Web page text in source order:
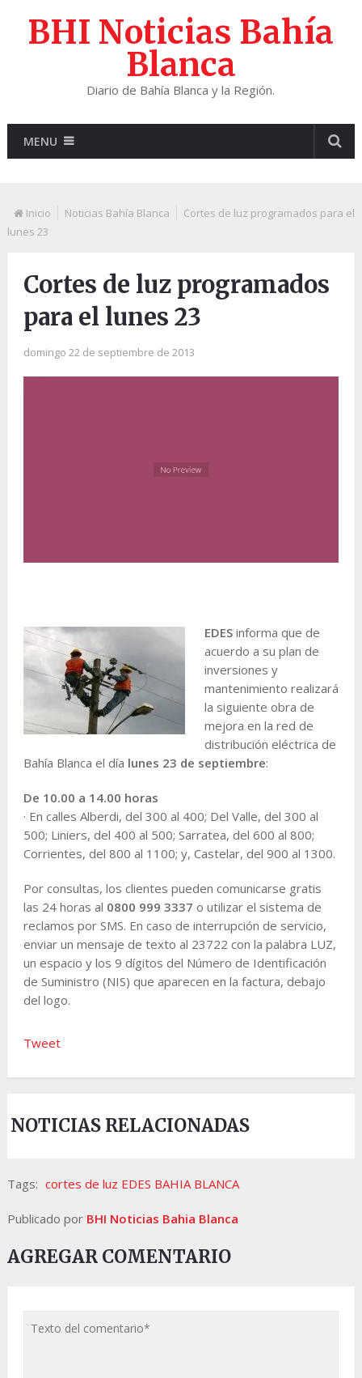
BHI Noticias Bahía
Blanca
Diario de Bahía Blanca y la Región.
MENU
Inicio Noticias Bahía Blanca
Cortes de luz programados para el
lunes 23
Cortes de luz programados
para el lunes 23
domingo 22 de septiembre de 2013
EDESinforma que de
acuerdo a su plan de
inversiones y
mantenimiento realizará
la siguiente obra de
mejora en la red de
distribución eléctrica de
Bahía Blanca el día lunes 23 de septiembre:
De 10.00 a 14.00 horas
· En calles Alberdi, del 300 al 400; Del Valle, del 300 al
500; Liniers, del 400 al 500; Sarratea, del 600 al 800;
Corrientes, del 800 al 1100; y, Castelar, del 900 al 1300.
Por consultas, los clientes pueden comunicarse gratis
las 24 horas al 0800 999 3337 o utilizar el sistema de
reclamos por SMS. En caso de interrupción de servicio,
enviar un mensaje de texto al 23722 con la palabra LUZ,
un espacio y los 9 dígitos del Número de Identificación
de Suministro (NIS) que aparecen en la factura, debajo
del logo.
Tweet
NOTICIAS RELACIONADAS
Tags: cortes de luz EDES BAHIA BLANCA
Publicado por BHI Noticias Bahia Blanca
AGREGAR COMENTARIO